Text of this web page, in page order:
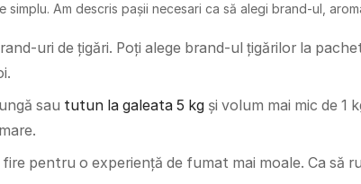
Am descris pașii necesari ca să alegi brand-ul,
uri de țigări. Poți alege brand-ul țigărilor la
sau tutun la galeata 5 kg și volum mai mic de 1
pentru o experiență de fumat mai moale. Ca să